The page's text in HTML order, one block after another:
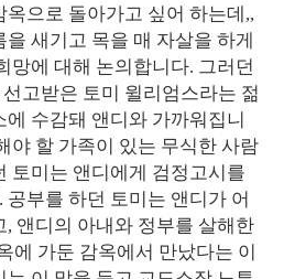
으로 돌아가고 싶어 하는데,,
새기고 목을 매 자살을 하게
망에 대해 논의합니다. 그러던
고받은 토미 윌리엄스라는 젊
수감돼 앤디와 가까워집니
야 할 가족이 있는 무식한 사람
토미는 앤디에게 검정고시를
부를 하던 토미는 앤디가 어
앤디의 아내와 정부를 살해한
에 가둔 감옥에서 만났다는 이